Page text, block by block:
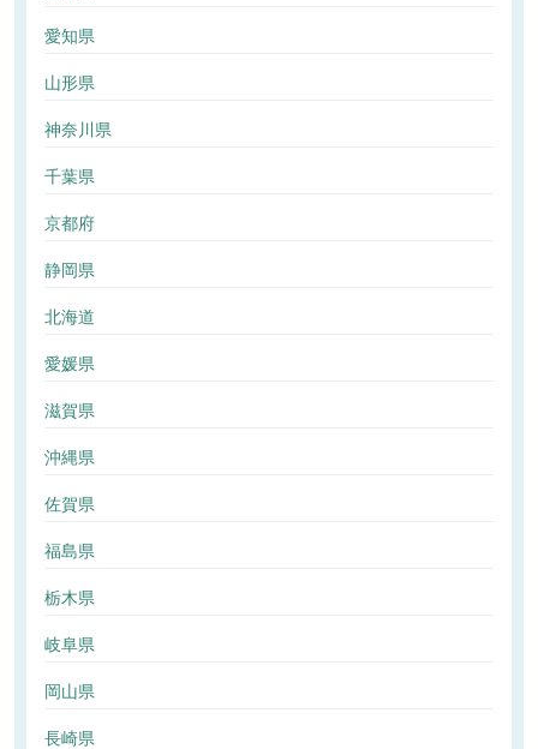
愛知県
山形県
神奈川県
千葉県
京都府
静岡県
北海道
愛媛県
滋賀県
沖縄県
佐賀県
福島県
栃木県
岐阜県
岡山県
長崎県